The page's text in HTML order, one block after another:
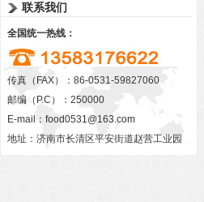
联系我们
全国统一热线：
传真（FAX）：86-0531-59827060
邮编（P.C）：250000
E-mail： food0531@163.com
地址：济南市长清区平安街道赵营工业园